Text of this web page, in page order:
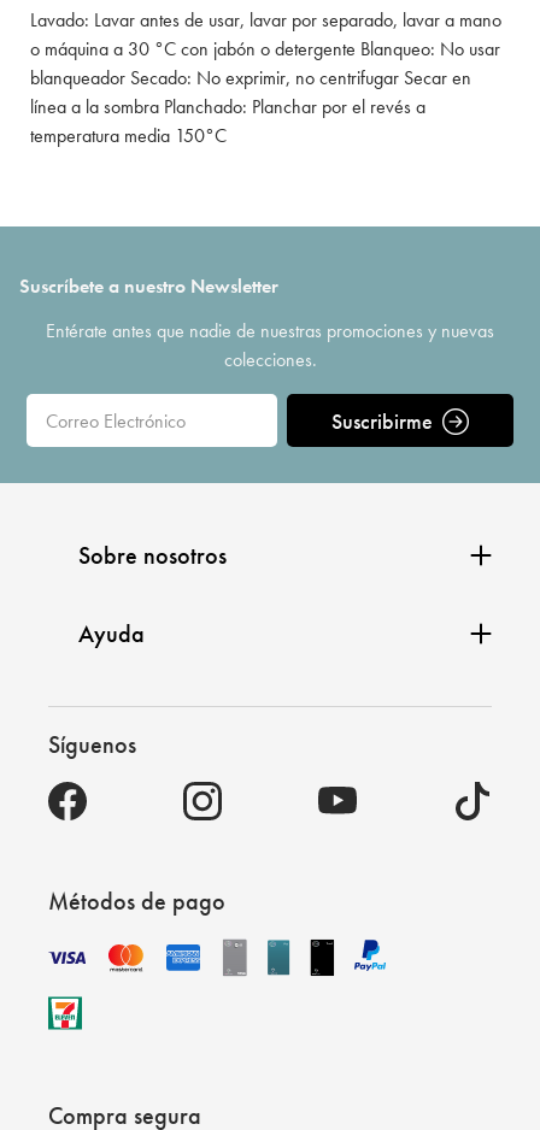
Lavado: Lavar antes de usar, lavar por separado, lavar a mano
o máquina a 30 °C con jabón o detergente Blanqueo: No usar
blanqueador Secado: No exprimir, no centrifugar Secar en
línea a la sombra Planchado: Planchar por el revés a
temperatura media 150°C
Suscríbete a nuestro Newsletter
Entérate antes que nadie de nuestras promociones y nuevas
colecciones.
Suscribirme
Sobre nosotros
Ayuda
Síguenos
Métodos de pago
Compra segura